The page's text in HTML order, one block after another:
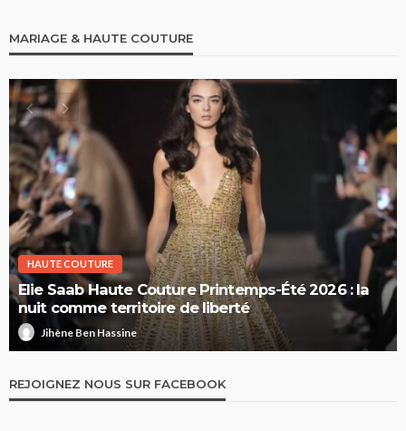
MARIAGE & HAUTE COUTURE
HAUTE COUTURE
Elie Saab Haute Couture Printemps-Été 2026 : la
nuit comme territoire de liberté
Jihène Ben Hassine
REJOIGNEZ NOUS SUR FACEBOOK